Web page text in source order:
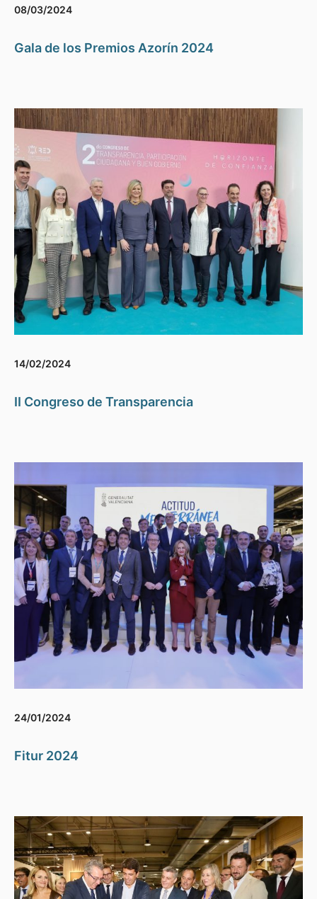
08/03/2024
Gala de los Premios Azorín 2024
14/02/2024
II Congreso de Transparencia
24/01/2024
Fitur 2024